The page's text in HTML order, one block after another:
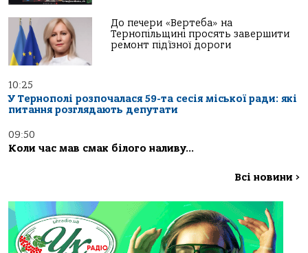
До печери «Вертеба» на
Тернопільщині просять завершити
ремонт під’їзної дороги
10:25
У Тернополі розпочалася 59-та сесія міської ради: які
питання розглядають депутати
09:50
Коли час мав смак білого наливу…
Всі новини >